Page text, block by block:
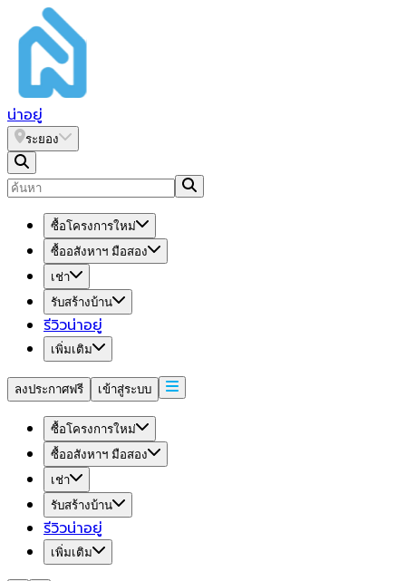
น่าอยู่
ระยอง
ซื้อโครงการใหม่
ซื้ออสังหาฯ มือสอง
เช่า
รับสร้างบ้าน
รีวิวน่าอยู่
เพิ่มเติม
ลงประกาศฟรี เข้าสู่ระบบ
ซื้อโครงการใหม่
ซื้ออสังหาฯ มือสอง
เช่า
รับสร้างบ้าน
รีวิวน่าอยู่
เพิ่มเติม